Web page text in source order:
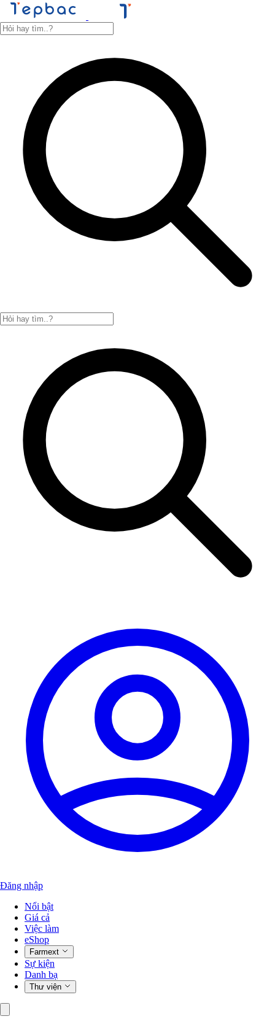
Đăng nhập
Nổi bật
Giá cả
Việc làm
eShop
Farmext
Sự kiện
Danh bạ
Thư viện